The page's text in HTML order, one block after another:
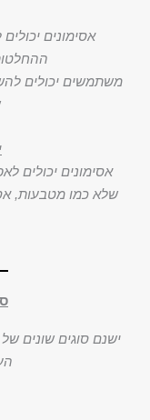
אסימונים
משתמשים יכולים
אסימונים יכולים
שלא כמו מטבעות,
ישנם סוגים שונים